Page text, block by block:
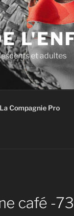
et adultes
La Compagnie Pro
café -